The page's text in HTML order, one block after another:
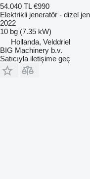
54.040 TL €990
Elektrikli jeneratör - dizel
2022
10 bg (7.35 kW)
Hollanda, Velddriel
BIG Machinery b.v.
Satıcıyla iletişime geç